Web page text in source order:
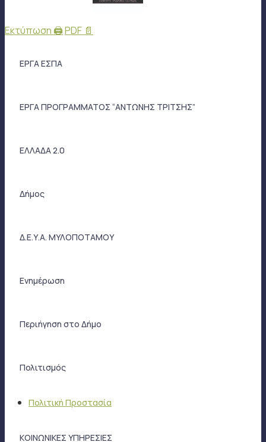
Εκτύπωση 🖨PDF 📄
ΕΡΓΑ ΕΣΠΑ
ΕΡΓΑ ΠΡΟΓΡΑΜΜΑΤΟΣ “ΑΝΤΩΝΗΣ ΤΡΙΤΣΗΣ”
ΕΛΛΑΔΑ 2.0
Δήμος
Δ.Ε.Υ.Α. ΜΥΛΟΠΟΤΑΜΟΥ
Ενημέρωση
Περιήγηση στο Δήμο
Πολιτισμός
Πολιτική Προστασία
ΚΟΙΝΩΝΙΚΕΣ ΥΠΗΡΕΣΙΕΣ